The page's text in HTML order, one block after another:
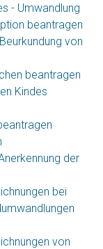
- Umwandlung
beantragen
von
beantragen
Kindes
der
bei
von